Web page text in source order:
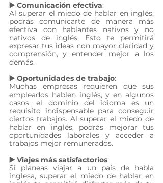
▶️ Comunicación efectiva:
Al superar el miedo de hablar en inglés,
podrás comunicarte de manera más
efectiva con hablantes nativos y no
nativos de inglés. Esto te permitirá
expresar tus ideas con mayor claridad y
comprensión, y entender mejor a los
demás.
▶️ Oportunidades de trabajo:
Muchas empresas requieren que sus
empleados hablen inglés, y en algunos
casos, el dominio del idioma es un
requisito indispensable para conseguir
ciertos trabajos. Al superar el miedo de
hablar en inglés, podrás mejorar tus
oportunidades laborales y acceder a
trabajos mejor remunerados.
▶️ Viajes más satisfactorios:
Si planeas viajar a un país de habla
inglesa, superar el miedo de hablar en